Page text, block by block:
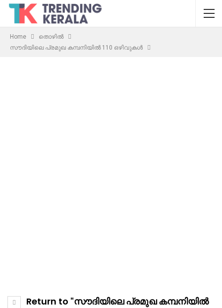
Home
തൊഴിൽ
സൗദിയിലെ പ്രമുഖ കമ്പനിയിൽ 110 ഒഴിവുകൾ
Return to "സൗദിയിലെ പ്രമുഖ കമ്പനിയിൽ